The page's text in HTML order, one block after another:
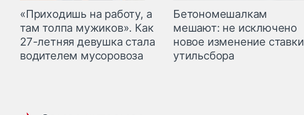
«Приходишь на работу, а
там толпа мужиков». Как
27-летняя девушка стала
водителем мусоровоза
Бетономешалкам
мешают: не исключено
новое изменение ставки
утильсбора